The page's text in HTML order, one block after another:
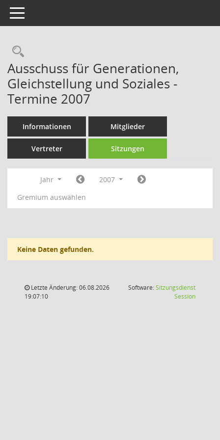
Toggle navigation
Rechercheauswahl
Ausschuss für Generationen,
Gleichstellung und Soziales -
Termine 2007
Informationen Mitglieder
Vertreter Sitzungen
Jahr
2007
Gremium auswählen
Keine Daten gefunden.
Letzte Änderung: 06.08.2026
19:07:10
Software:Sitzungsdienst
Session(Wird in